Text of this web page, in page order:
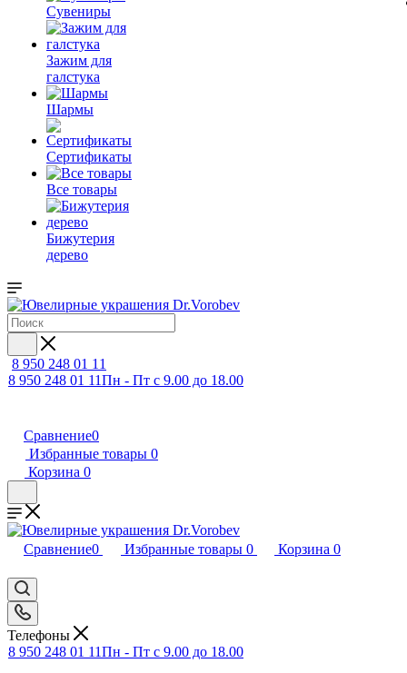
Сувениры
Зажим для
галстука
Шармы
Сертификаты
Все товары
Бижутерия
дерево
8 950 248 01 11
8 950 248 01 11Пн - Пт с 9.00 до 18.00
Сравнение0
Избранные товары 0
Корзина 0
Сравнение0 Избранные товары 0 Корзина 0
Телефоны
8 950 248 01 11Пн - Пт с 9.00 до 18.00